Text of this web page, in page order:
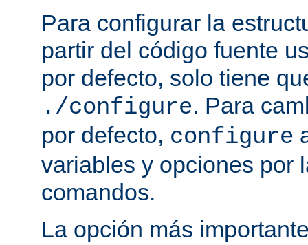
Para configurar la
partir del código fuente
por defecto, solo tiene
./configure. Para
por defecto, configure
variables y opciones por
comandos.
La opción más